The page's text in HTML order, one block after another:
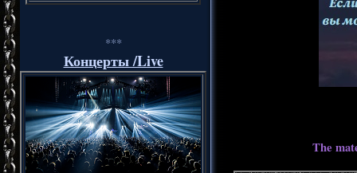
***
Концерты /Live
The